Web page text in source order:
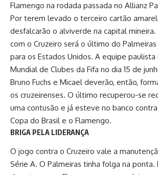
Flamengo na rodada passada no Allianz
Por terem levado o terceiro cartão
desfalcarão o alviverde na capital
com o Cruzeiro será o último do
para os Estados Unidos. A equipe
Mundial de Clubes da Fifa no dia 15 de
Bruno Fuchs e Micael deverão, então,
os cruzeirenses. O último recuperou-se
uma contusão e já esteve no banco
Copa do Brasil e o Flamengo.
BRIGA PELA LIDERANÇA
O jogo contra o Cruzeiro vale a
Série A. O Palmeiras tinha folga na ponta.